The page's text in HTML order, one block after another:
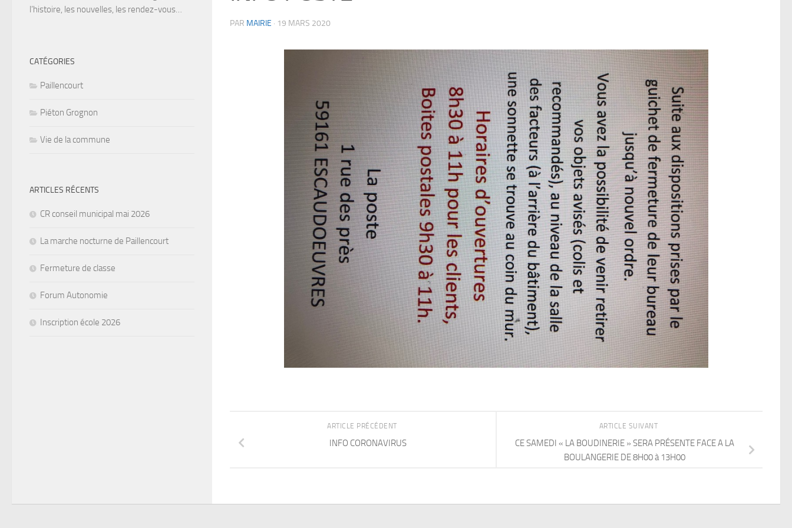
PAR MAIRIE · 19 MARS 2020
ARTICLE SUIVANT
CE SAMEDI « LA BOUDINERIE » SERA PRÉSENTE FACE A LA
BOULANGERIE DE 8H00 à 13H00
ARTICLE PRÉCÉDENT
INFO CORONAVIRUS
l’histoire, les nouvelles, les rendez-vous…
CATÉGORIES
Paillencourt
Piéton Grognon
Vie de la commune
ARTICLES RÉCENTS
CR conseil municipal mai 2026
La marche nocturne de Paillencourt
Fermeture de classe
Forum Autonomie
Inscription école 2026